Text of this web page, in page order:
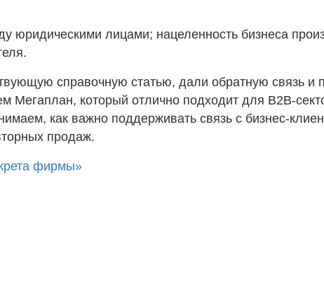
лицами; нацеленность бизнеса
справочную статью, дали обратную связь и
который отлично подходит для B2B-
как важно поддерживать связь с бизнес-
продаж.
фирмы»